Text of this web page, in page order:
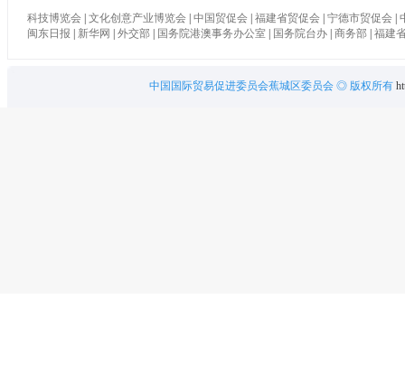
科技博览会| 文化创意产业博览会| 中国贸促会| 福建省贸促会| 宁德市贸促会|
闽东日报
新华网 外交部| 国务院港澳事务办公室| 国务院台办| 商务部 福建
中国国际贸易促进委员会蕉城区委员会 ◎ 版权所有